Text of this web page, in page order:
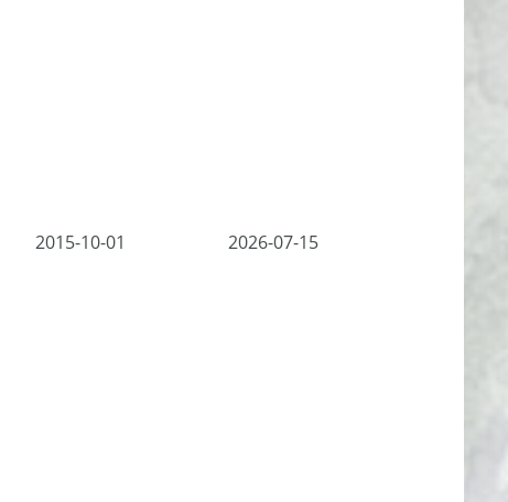
2015-10-01 2026-07-15